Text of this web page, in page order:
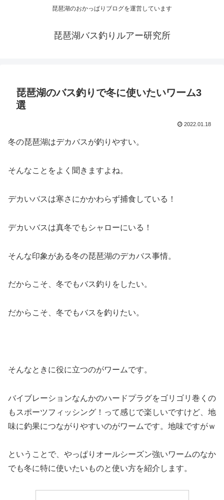
琵琶湖のおかっぱりブログを運営しています
琵琶湖バス釣りルアー研究所
琵琶湖のバス釣りで冬に使いたいワーム3
選
2022.01.18
冬の琵琶湖はデカバスが釣りやすい。
そんなことをよく聞きますよね。
デカいバスは寒さにかかわらず捕食している！
デカいバスは真冬でもシャローにいる！
そんな印象がある冬の琵琶湖のデカバス事情。
だからこそ、冬でもバス釣りをしたい。
だからこそ、冬でもバスを釣りたい。
そんなときに役に立つのがワームです。
バイブレーションなんかのハードプラグをゴリゴリ巻くの
もスポーツフィッシング！って感じで楽しいですけど、地
味に釣果につながりやすいのがワームです。地味ですがｗ
ということで、やっぱりオールシーズン強いワームのなか
でも冬に特に使いたいものと使い方を紹介します。